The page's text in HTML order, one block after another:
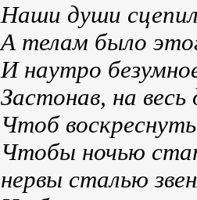
Наши души
А телам было
И наутро
Застонав, на весь
Чтоб
Чтобы ночью
нервы сталью